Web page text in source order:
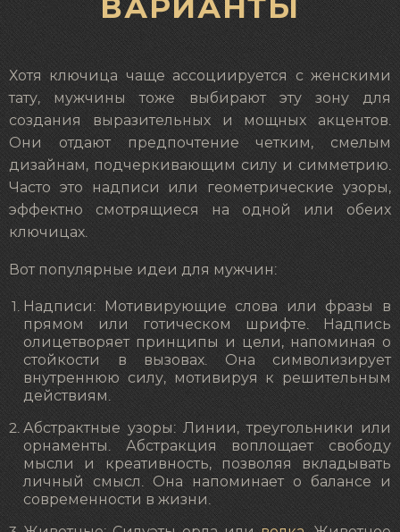
ВАРИАНТЫ
Хотя ключица чаще ассоциируется с женскими
тату, мужчины тоже выбирают эту зону для
создания выразительных и мощных акцентов.
Они отдают предпочтение четким, смелым
дизайнам, подчеркивающим силу и симметрию.
Часто это надписи или геометрические узоры,
эффектно смотрящиеся на одной или обеих
ключицах.
Вот популярные идеи для мужчин:
Надписи: Мотивирующие слова или фразы в
прямом или готическом шрифте. Надпись
олицетворяет принципы и цели, напоминая о
стойкости в вызовах. Она символизирует
внутреннюю силу, мотивируя к решительным
действиям.
Абстрактные узоры: Линии, треугольники или
орнаменты. Абстракция воплощает свободу
мысли и креативность, позволяя вкладывать
личный смысл. Она напоминает о балансе и
современности в жизни.